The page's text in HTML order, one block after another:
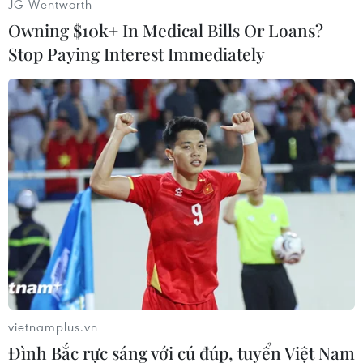
#Nhật Bản #Nhà máy Fukushima
#Bão Wipha
#Đổ bộ
Theo dõi VietnamPlus
JG Wentworth
Owning $10k+ In Medical Bills Or Loans?
Stop Paying Interest Immediately
vietnamplus.vn
Đình Bắc rực sáng với cú đúp, tuyển Việt Nam